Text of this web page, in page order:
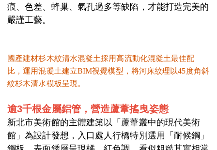
痕、色差、蜂巢、氣孔過多等缺陷，才能打造完美的
嚴謹工藝。
國產建材杉木紋清水混凝土採用高流動化混凝土最佳配
比，運用混凝土建立BIM視覺模型，將河床紋理以45度角斜
紋杉木清水模板呈現。
逾3千根金屬鋁管，營造蘆葦搖曳姿態
新北市美術館的主體建築以「蘆葦叢中的現代美術
館」為設計發想，入口處人行橋特別選用「耐候鋼」